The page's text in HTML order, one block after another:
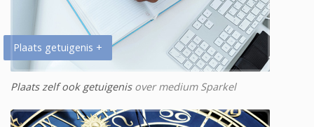
Plaats getuigenis +
Plaats zelf ook getuigenisover medium Sparkel